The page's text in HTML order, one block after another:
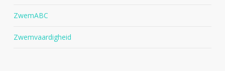
ZwemABC
Zwemvaardigheid